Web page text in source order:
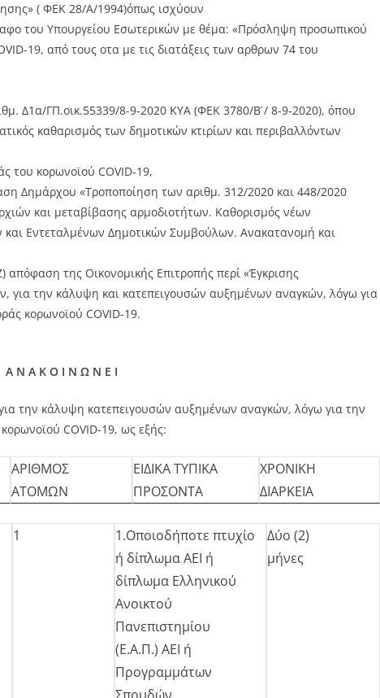
( ΦΕΚ 28/Α/1994)όπως ισχύουν
του Υπουργείου Εσωτερικών με θέμα: «Πρόσληψη προσωπικού
19, από τους οτα με τις διατάξεις των αρθρων 74 του
Δ1α/ΓΠ.οικ.55339/8-9-2020 ΚΥΑ (ΦΕΚ 3780/Β ́/ 8-9-2020), όπου
καθαρισμός των δημοτικών κτιρίων και περιβαλλόντων
του κορωνοϊού COVID-19,
Δημάρχου «Τροποποίηση των αριθμ. 312/2020 και 448/2020
και μεταβίβασης αρμοδιοτήτων. Καθορισμός νέων
Εντεταλμένων Δημοτικών Συμβούλων. Ανακατανομή και
της Οικονομικής Επιτροπής περί «Έγκρισης
για την κάλυψη και κατεπειγουσών αυξημένων αναγκών, λόγω για
κορωνοϊού COVID-19.
Ν Ε Ι
την κάλυψη κατεπειγουσών αυξημένων αναγκών, λόγω για την
COVID-19, ως εξής:
ΑΡΙΘΜΟΣ
ΑΤΟΜΩΝ
ΕΙΔΙΚΑ ΤΥΠΙΚΑ
ΠΡΟΣΟΝΤΑ
ΧΡΟΝΙΚΗ
ΔΙΑΡΚΕΙΑ
1
1.Οποιοδήποτε πτυχίο
ή δίπλωμα ΑΕΙ ή
δίπλωμα Ελληνικού
Ανοικτού
Πανεπιστημίου
(Ε.Α.Π.) ΑΕΙ ή
Προγραμμάτων
Δύο (2)
μήνες